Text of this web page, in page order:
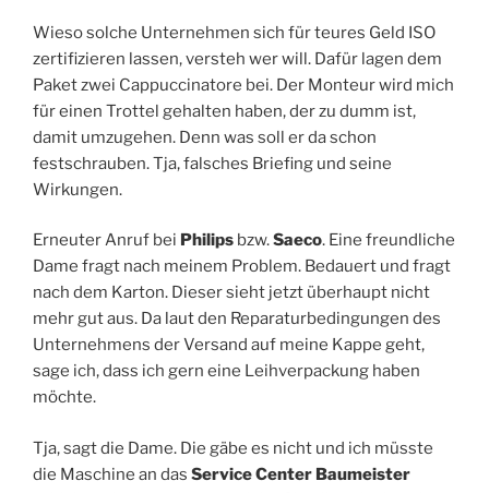
Wieso solche Unternehmen sich für teures Geld ISO
zertifizieren lassen, versteh wer will. Dafür lagen dem
Paket zwei Cappuccinatore bei. Der Monteur wird mich
für einen Trottel gehalten haben, der zu dumm ist,
damit umzugehen. Denn was soll er da schon
festschrauben. Tja, falsches Briefing und seine
Wirkungen.
Erneuter Anruf bei Philips bzw.Saeco. Eine freundliche
Dame fragt nach meinem Problem. Bedauert und fragt
nach dem Karton. Dieser sieht jetzt überhaupt nicht
mehr gut aus. Da laut den Reparaturbedingungen des
Unternehmens der Versand auf meine Kappe geht,
sage ich, dass ich gern eine Leihverpackung haben
möchte.
Tja, sagt die Dame. Die gäbe es nicht und ich müsste
die Maschine an das Service Center Baumeister